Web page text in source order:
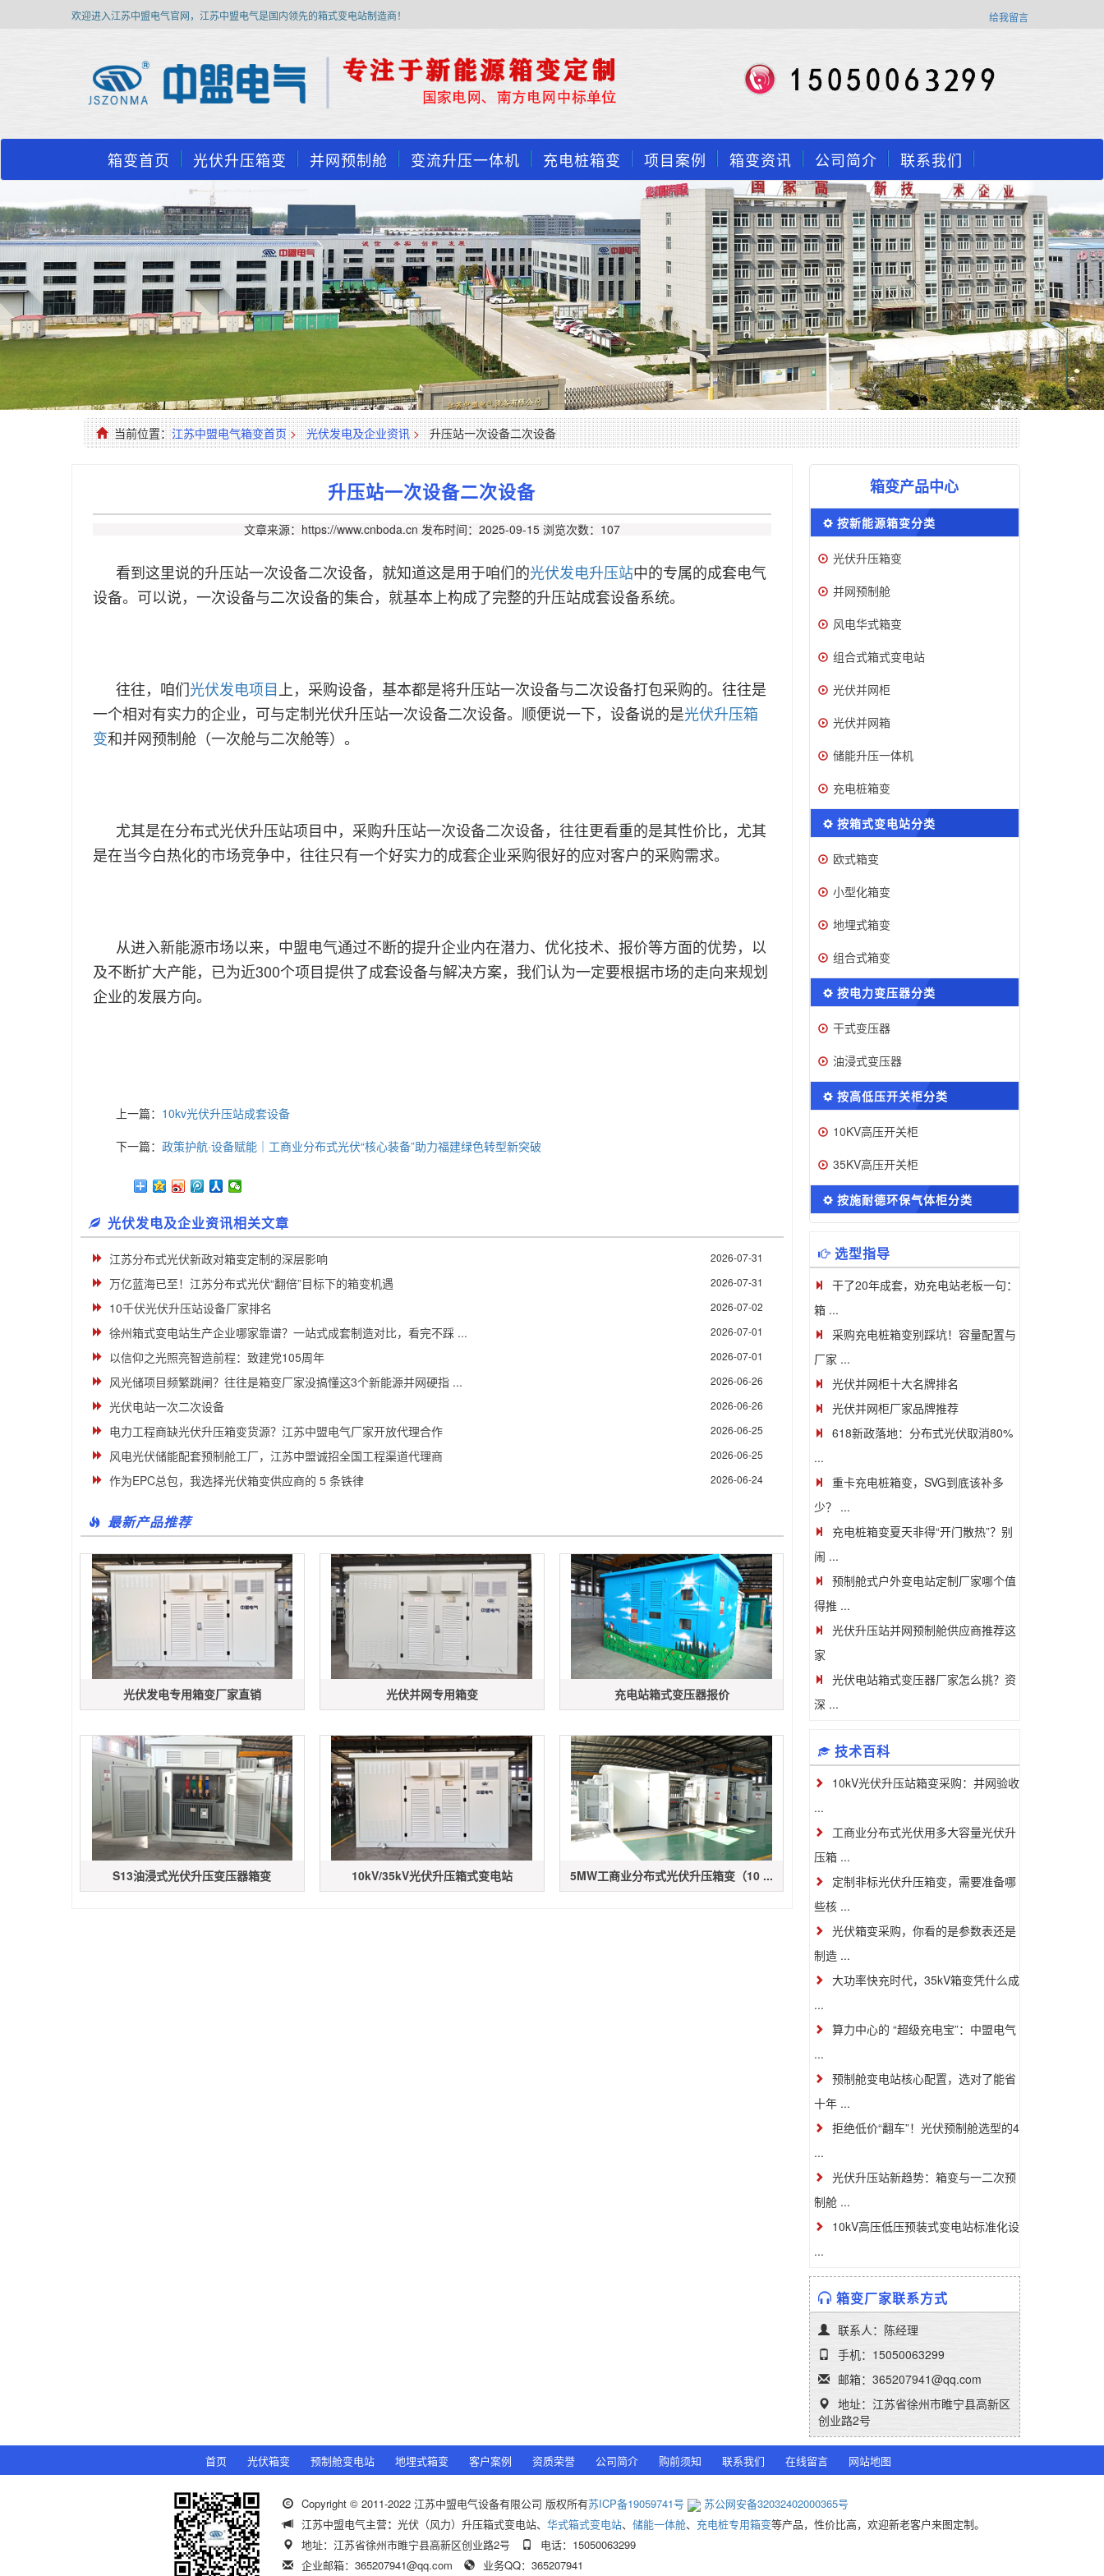
欢迎进入江苏中盟电气官网，江苏中盟电气是国内领先的箱式变电站制造商！ 给我留言
箱变首页 光伏升压箱变 并网预制舱 变流升压一体机 充电桩箱变 项目案例 箱变资讯 公司简介 联系我们
当前位置：江苏中盟电气箱变首页 > 光伏发电及企业资讯 > 升压站一次设备二次设备
升压站一次设备二次设备
文章来源：https://www.cnboda.cn 发布时间：2025-09-15 浏览次数：107
看到这里说的升压站一次设备二次设备，就知道这是用于咱们的光伏发电升压站中的专属的成套电气
设备。可以说，一次设备与二次设备的集合，就基本上构成了完整的升压站成套设备系统。
往往，咱们光伏发电项目上，采购设备，基本都是将升压站一次设备与二次设备打包采购的。往往是
一个相对有实力的企业，可与定制光伏升压站一次设备二次设备。顺便说一下，设备说的是光伏升压箱
变和并网预制舱（一次舱与二次舱等）。
尤其是在分布式光伏升压站项目中，采购升压站一次设备二次设备，往往更看重的是其性价比，尤其
是在当今白热化的市场竞争中，往往只有一个好实力的成套企业采购很好的应对客户的采购需求。
从进入新能源市场以来，中盟电气通过不断的提升企业内在潜力、优化技术、报价等方面的优势，以
及不断扩大产能，已为近300个项目提供了成套设备与解决方案，我们认为一定要根据市场的走向来规划
企业的发展方向。
上一篇： 10kv光伏升压站成套设备
下一篇： 政策护航·设备赋能｜工商业分布式光伏“核心装备”助力福建绿色转型新突破
光伏发电及企业资讯相关文章
江苏分布式光伏新政对箱变定制的深层影响 2026-07-31
万亿蓝海已至！江苏分布式光伏“翻倍”目标下的箱变机遇 2026-07-31
10千伏光伏升压站设备厂家排名 2026-07-02
徐州箱式变电站生产企业哪家靠谱？一站式成套制造对比，看完不踩 ... 2026-07-01
以信仰之光照亮智造前程：致建党105周年 2026-07-01
风光储项目频繁跳闸？往往是箱变厂家没搞懂这3个新能源并网硬指 ... 2026-06-26
光伏电站一次二次设备 2026-06-26
电力工程商缺光伏升压箱变货源？江苏中盟电气厂家开放代理合作 2026-06-25
风电光伏储能配套预制舱工厂，江苏中盟诚招全国工程渠道代理商 2026-06-25
作为EPC总包，我选择光伏箱变供应商的 5 条铁律 2026-06-24
最新产品推荐
光伏发电专用箱变厂家直销 光伏并网专用箱变 充电站箱式变压器报价
S13油浸式光伏升压变压器箱变 10kV/35kV光伏升压箱式变电站 5MW工商业分布式光伏升压箱变（10 ...
箱变产品中心
按新能源箱变分类
光伏升压箱变
并网预制舱
风电华式箱变
组合式箱式变电站
光伏并网柜
光伏并网箱
储能升压一体机
充电桩箱变
按箱式变电站分类
欧式箱变
小型化箱变
地埋式箱变
组合式箱变
按电力变压器分类
干式变压器
油浸式变压器
按高低压开关柜分类
10KV高压开关柜
35KV高压开关柜
按施耐德环保气体柜分类
选型指导
干了20年成套，劝充电站老板一句：
箱 ...
采购充电桩箱变别踩坑！容量配置与
厂家 ...
光伏并网柜十大名牌排名
光伏并网柜厂家品牌推荐
618新政落地：分布式光伏取消80%
...
重卡充电桩箱变，SVG到底该补多
少？ ...
充电桩箱变夏天非得“开门散热”？别
闹 ...
预制舱式户外变电站定制厂家哪个值
得推 ...
光伏升压站并网预制舱供应商推荐这
家
光伏电站箱式变压器厂家怎么挑？资
深 ...
技术百科
10kV光伏升压站箱变采购：并网验收
...
工商业分布式光伏用多大容量光伏升
压箱 ...
定制非标光伏升压箱变，需要准备哪
些核 ...
光伏箱变采购，你看的是参数表还是
制造 ...
大功率快充时代，35kV箱变凭什么成
...
算力中心的 “超级充电宝”：中盟电气
...
预制舱变电站核心配置，选对了能省
十年 ...
拒绝低价“翻车”！光伏预制舱选型的4
...
光伏升压站新趋势：箱变与一二次预
制舱 ...
10kV高压低压预装式变电站标准化设
...
箱变厂家联系方式
联系人：陈经理
手机：15050063299
邮箱：365207941@qq.com
地址：江苏省徐州市睢宁县高新区
创业路2号
首页 光伏箱变 预制舱变电站 地埋式箱变 客户案例 资质荣誉 公司简介 购前须知 联系我们 在线留言 网站地图
Copyright © 2011-2022 江苏中盟电气设备有限公司 版权所有苏ICP备19059741号
苏公网安备32032402000365号
江苏中盟电气主营： 光伏（风力）升压箱式变电站、 华式箱式变电站、 储能一体舱、 充电桩专用箱变等产品，性价比高，欢迎新老客户来图定制。
地址：江苏省徐州市睢宁县高新区创业路2号
电话：15050063299
企业邮箱：365207941@qq.com
业务QQ：365207941